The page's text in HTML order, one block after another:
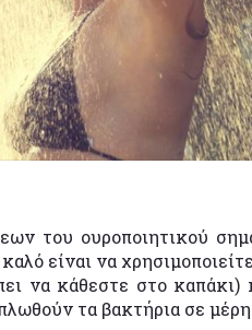
του ουροποιητικού
είναι να
να κάθεστε στο καπάκι)
τα βακτήρια σε